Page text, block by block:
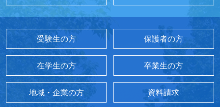
受験生の方 保護者の方
在学生の方 卒業生の方
地域・企業の方 資料請求